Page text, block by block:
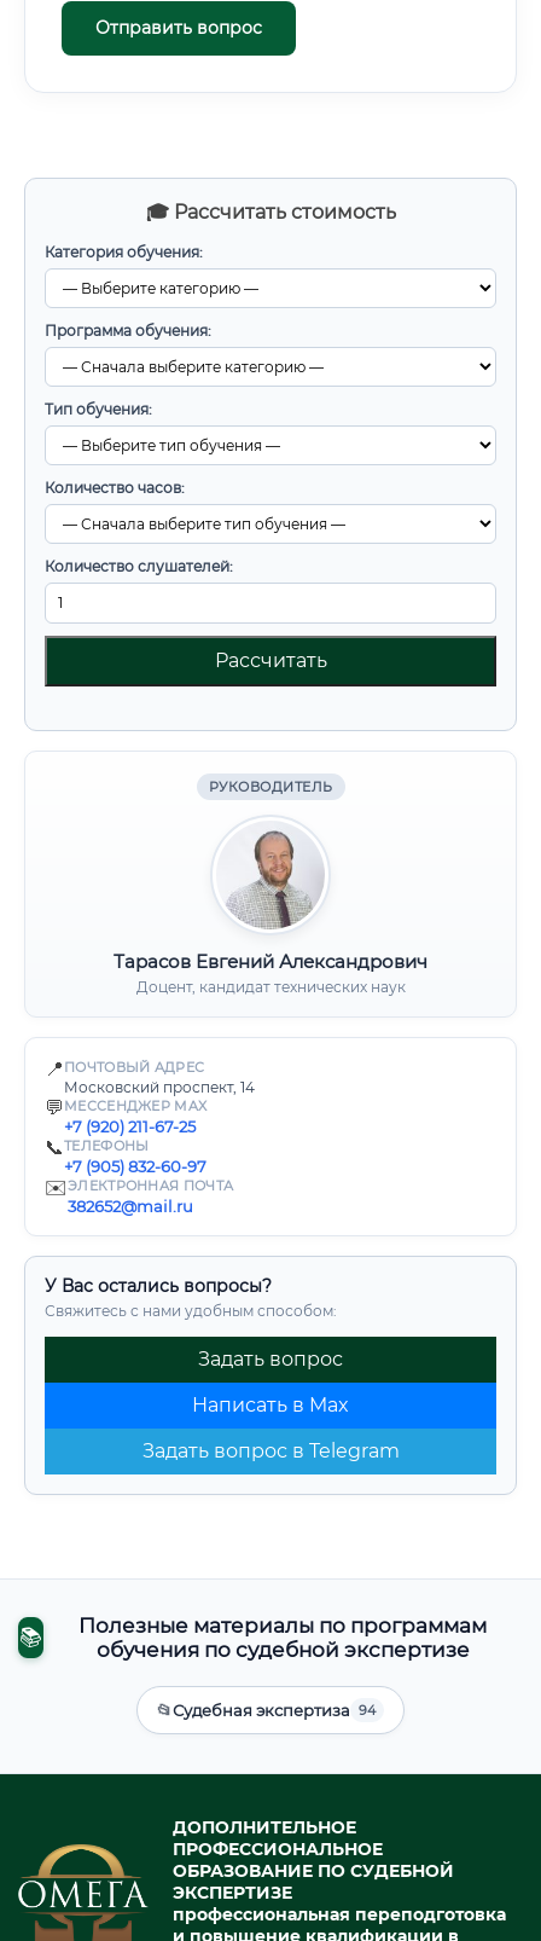
🎓 Рассчитать стоимость
Категория обучения:
Программа обучения:
Тип обучения:
Количество часов:
Количество слушателей:
Рассчитать
РУКОВОДИТЕЛЬ
Тарасов Евгений Александрович
Доцент, кандидат технических наук
📍 ПОЧТОВЫЙ АДРЕС
Московский проспект, 14
💬 МЕССЕНДЖЕР MAX
+7 (920) 211-67-25
📞ТЕЛЕФОНЫ
+7 (905) 832-60-97
✉️ЭЛЕКТРОННАЯ ПОЧТА
382652@mail.ru
У Вас остались вопросы?
Свяжитесь с нами удобным способом:
Задать вопрос
Написать в Max
Задать вопрос в Telegram
Отправить вопрос
📚
Полезные материалы по программам
обучения по судебной экспертизе
📂Судебная экспертиза 94
ДОПОЛНИТЕЛЬНОЕ
ПРОФЕССИОНАЛЬНОЕ
ОБРАЗОВАНИЕ ПО СУДЕБНОЙ
ЭКСПЕРТИЗЕ
профессиональная переподготовка
и повышение квалификации в